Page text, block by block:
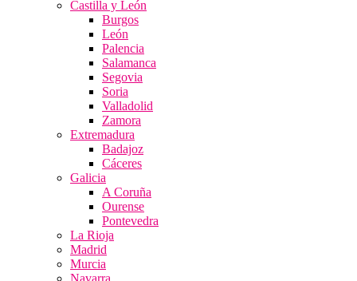
Castilla y León
Burgos
León
Palencia
Salamanca
Segovia
Soria
Valladolid
Zamora
Extremadura
Badajoz
Cáceres
Galicia
A Coruña
Ourense
Pontevedra
La Rioja
Madrid
Murcia
Navarra